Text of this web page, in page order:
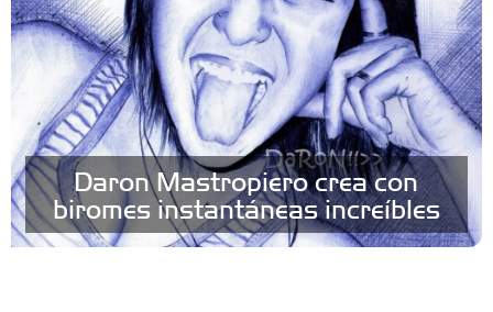
Daron Mastropiero crea con
biromes instantáneas increíbles